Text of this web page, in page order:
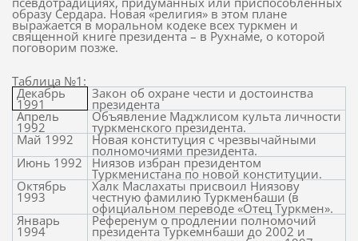
образу Сердара. Новая «религия» в этом плане
выражается в моральном кодеке всех туркмен и
священной книге президента – в Рухнаме, о которой
поговорим позже.
Таблица №1:
Декабрь
1991
Закон об охране чести и достоинства
президента
Апрель
1992
Объявление Маджлисом культа личности
туркменского президента.
Май 1992 Новая конституция с чрезвычайными
полномочиями президента.
Июнь 1992 Ниязов избран президентом
Туркменистана по новой конституции.
Октябрь
1993
Халк Маслахаты присвоил Ниязову
честную фамилию Туркменбаши (в
официальном переводе «Отец Туркмен».
Январь
1994
Референум о продлении полномочий
президента Туркемнбаши до 2002 и